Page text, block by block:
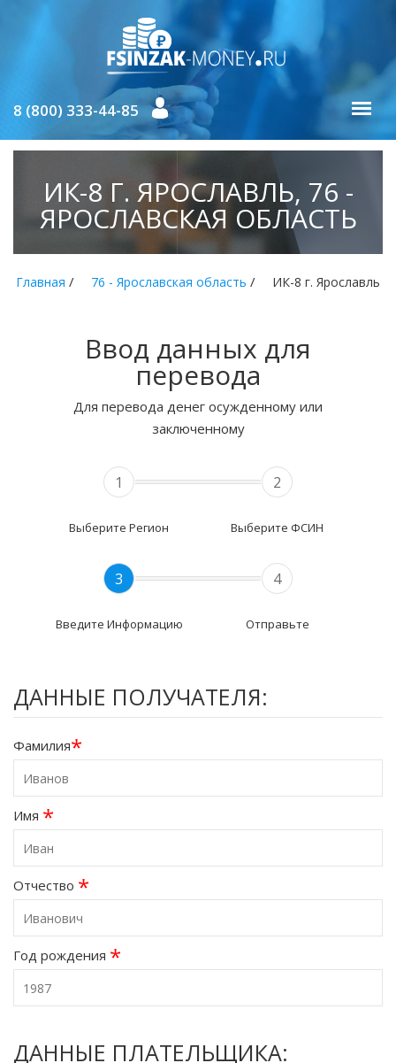
8 (800) 333-44-85
ИК-8 Г. ЯРОСЛАВЛЬ, 76 -
ЯРОСЛАВСКАЯ ОБЛАСТЬ
Главная / 76 - Ярославская область / ИК-8 г. Ярославль
Ввод данных для
перевода
Для перевода денег осужденному или
заключенному
1
Выберите Регион
2
Выберите ФСИН
3
Введите Информацию
4
Отправьте
ДАННЫЕ ПОЛУЧАТЕЛЯ:
Фамилия*
Имя *
Отчество *
Год рождения *
ДАННЫЕ ПЛАТЕЛЬЩИКА: